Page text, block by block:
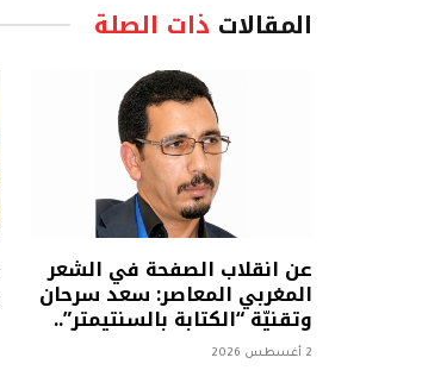
المقالات ذات الصلة
عن انقلاب الصفحة في الشعر
المغربي المعاصر: سعد سرحان
وتقنيّة “الكتابة بالسنتيمتر”..
2 أغسطس 2026